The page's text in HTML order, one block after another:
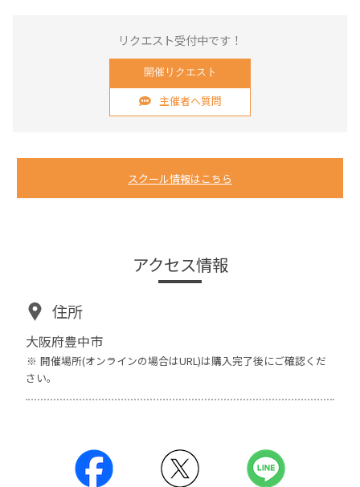
リクエスト受付中です！
開催リクエスト
主催者へ質問
スクール情報はこちら
アクセス情報
住所
大阪府豊中市
開催場所(オンラインの場合はURL)は購入完了後にご確認くだ
さい。